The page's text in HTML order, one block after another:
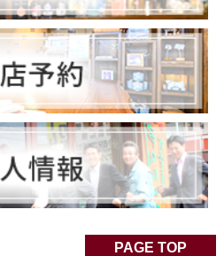
PAGE TOP